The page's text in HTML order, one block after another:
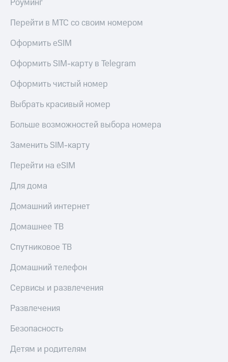
Роуминг
Перейти в МТС со своим номером
Оформить eSIM
Оформить SIM-карту в Telegram
Оформить чистый номер
Выбрать красивый номер
Больше возможностей выбора номера
Заменить SIM-карту
Перейти на eSIM
Для дома
Домашний интернет
Домашнее ТВ
Спутниковое ТВ
Домашний телефон
Сервисы и развлечения
Развлечения
Безопасность
Детям и родителям